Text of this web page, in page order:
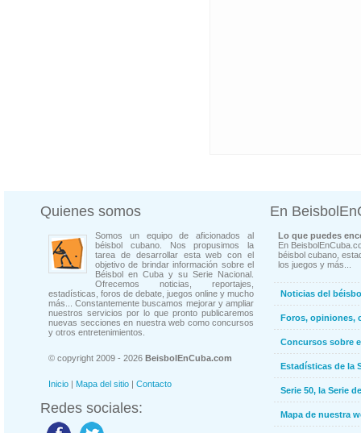
Quienes somos
Somos un equipo de aficionados al
béisbol cubano. Nos propusimos la
tarea de desarrollar esta web con el
objetivo de brindar información sobre el
Béisbol en Cuba y su Serie Nacional.
Ofrecemos noticias, reportajes,
estadísticas, foros de debate, juegos online y mucho
más... Constantemente buscamos mejorar y ampliar
nuestros servicios por lo que pronto publicaremos
nuevas secciones en nuestra web como concursos
y otros entretenimientos.
© copyright 2009 - 2026 BeisbolEnCuba.com
Inicio | Mapa del sitio | Contacto
Redes sociales:
En
Lo que puedes
En
béisbol cubano,
los juegos y más...
Noticias del
Foros, opiniones,
Concursos sobre
Estadísticas de la
Serie 50, la Serie
Mapa de nuestra